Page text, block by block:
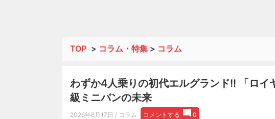
TOP > コラム・特集 > コラム
わずか4人乗りの初代エルグランド!! 「ロイ
級ミニバンの未来
2026年6月17日 / コラム コメントする
0